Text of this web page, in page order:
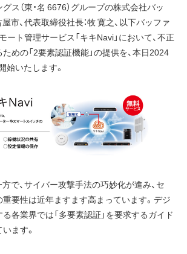
ス（東・名 6676）グループの株式会社バッ
屋市、代表取締役社長：牧 寛之、以下バッファ
ート管理サービス「キキNavi」において、不正
めの「2要素認証機能」の提供を、本日2024
いたします。
で、サイバー攻撃手法の巧妙化が進み、セ
要性は近年ますます高まっています。デジ
各業界では「多要素認証」を要求するガイド
ます。